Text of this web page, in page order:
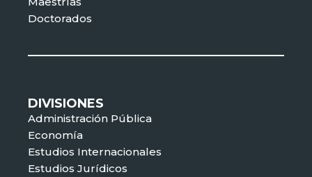
Doctorados
DIVISIONES
Administración Pública
Economía
Estudios Internacionales
Estudios Jurídicos